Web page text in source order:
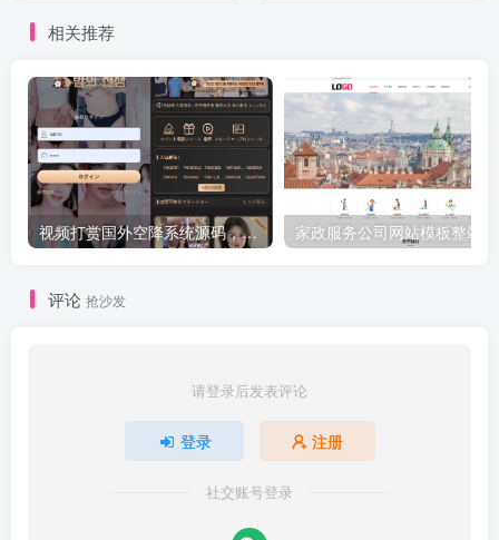
相关推荐
视频打赏国外空降系统源码，三国语言php源码无加密
评论 抢沙发
请登录后发表评论
登录 注册
社交账号登录